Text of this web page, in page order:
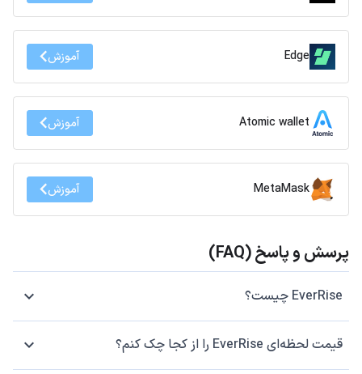
Edge آموزش
Atomic wallet آموزش
MetaMask آموزش
پرسش و پاسخ (FAQ)
EverRise چیست؟
قیمت لحظه‌ای EverRise را از کجا چک کنم؟